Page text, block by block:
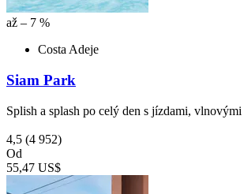
až – 7 %
Costa Adeje
Siam Park
Splish a splash po celý den s jízdami, vlnovými
4,5 (4 952)
Od
55,47 US$